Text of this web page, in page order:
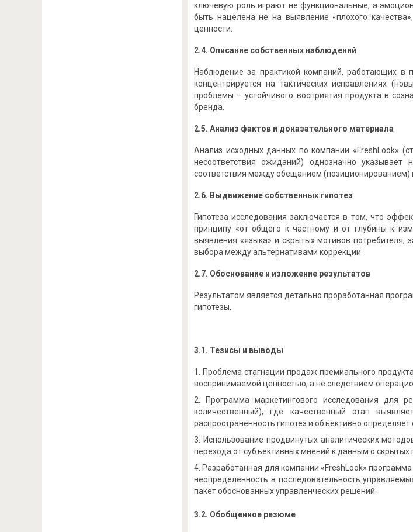
ключевую роль играют не функциональные, а
быть нацелена не на выявление «плохого
ценности.
2.4. Описание собственных наблюдений
Наблюдение за практикой компаний, работающих в
концентрируется на тактических исправлениях
проблемы – устойчивого восприятия продукта в
бренда.
2.5. Анализ фактов и доказательного материала
Анализ исходных данных по компании «FreshLook»
несоответствия ожиданий) однозначно
соответствия между обещанием (позиционированием)
2.6. Выдвижение собственных гипотез
Гипотеза исследования заключается в том, что
принципу «от общего к частному и от глубины к
выявления «языка» и скрытых мотивов потребителя,
выбора между альтернативами коррекции.
2.7. Обоснование и изложение результатов
Результатом является детально проработанная
гипотезы.
3.1. Тезисы и выводы
Проблема стагнации продаж премиального
воспринимаемой ценностью, а не следствием
Программа маркетингового исследования
количественный), где качественный этап
распространённость гипотез и объективно
Использование продвинутых аналитических
перехода от субъективных мнений к данным о
Разработанная для компании «FreshLook»
неопределённость в последовательность
пакет обоснованных управленческих решений.
3.2. Обобщенное резюме